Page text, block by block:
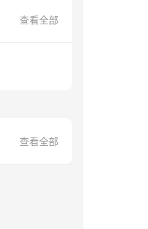
查看全部
查看全部